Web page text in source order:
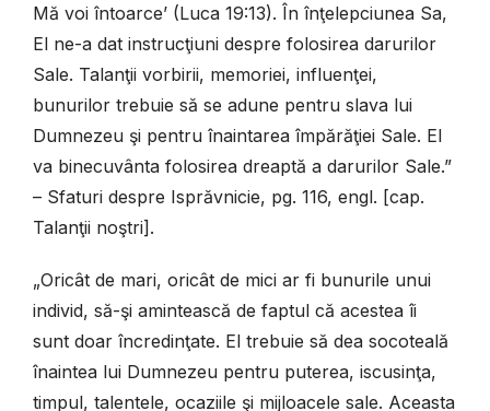
Mă voi întoarce’ (Luca 19:13). În înţelepciunea Sa,
El ne-a dat instrucţiuni despre folosirea darurilor
Sale. Talanţii vorbirii, memoriei, influenţei,
bunurilor trebuie să se adune pentru slava lui
Dumnezeu şi pentru înaintarea împărăţiei Sale. El
va binecuvânta folosirea dreaptă a darurilor Sale.”
– Sfaturi despre Isprăvnicie, pg. 116, engl. [cap.
Talanţii noştri].
„Oricât de mari, oricât de mici ar fi bunurile unui
individ, să-şi amintească de faptul că acestea îi
sunt doar încredinţate. El trebuie să dea socoteală
înaintea lui Dumnezeu pentru puterea, iscusinţa,
timpul, talentele, ocaziile şi mijloacele sale. Aceasta